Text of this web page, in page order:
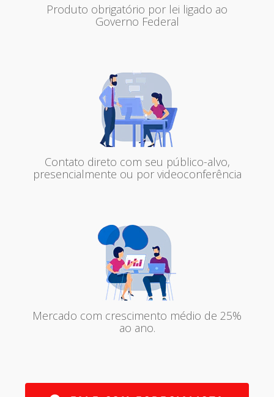
Produto obrigatório por lei ligado ao
Governo Federal
Contato direto com seu público-alvo,
presencialmente ou por videoconferência
Mercado com crescimento médio de 25%
ao ano.